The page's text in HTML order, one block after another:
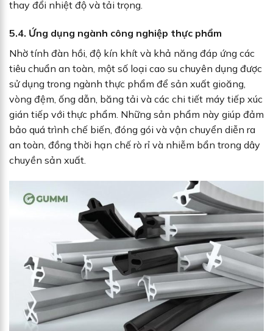
thay đổi nhiệt độ và tải trọng.
5.4. Ứng dụng ngành công nghiệp thực phẩm
Nhờ tính đàn hồi, độ kín khít và khả năng đáp ứng các
tiêu chuẩn an toàn, một số loại cao su chuyên dụng được
sử dụng trong ngành thực phẩm để sản xuất gioăng,
vòng đệm, ống dẫn, băng tải và các chi tiết máy tiếp xúc
gián tiếp với thực phẩm. Những sản phẩm này giúp đảm
bảo quá trình chế biến, đóng gói và vận chuyển diễn ra
an toàn, đồng thời hạn chế rò rỉ và nhiễm bẩn trong dây
chuyền sản xuất.